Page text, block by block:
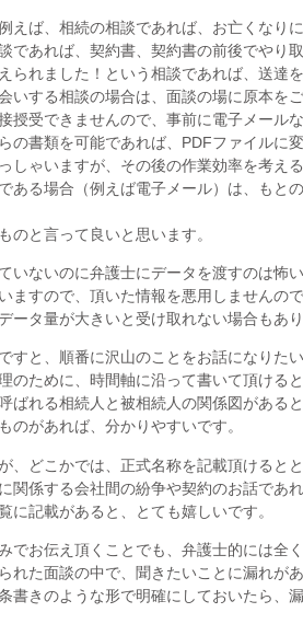
えば、相続の相談であれば、お亡くなり
であれば、契約書、契約書の前後でやり
られました！という相談であれば、送達
いする相談の場合は、面談の場に原本を
授受できませんので、事前に電子メール
の書類を可能であれば、PDFファイルに
しゃいますが、その後の作業効率を考え
ある場合（例えば電子メール）は、もと
と言って良いと思います。
いないのに弁護士にデータを渡すのは怖
ますので、頂いた情報を悪用しませんの
ータ量が大きいと受け取れない場合もあり
すと、順番に沢山のことをお話になりた
のために、時間軸に沿って書いて頂ける
ばれる相続人と被相続人の関係図がある
のがあれば、分かりやすいです。
、どこかでは、正式名称を記載頂けると
関係する会社間の紛争や契約のお話であ
に記載があると、とても嬉しいです。
でお伝え頂くことでも、弁護士的には全
れた面談の中で、聞きたいことに漏れが
書きのような形で明確にしておいたら、